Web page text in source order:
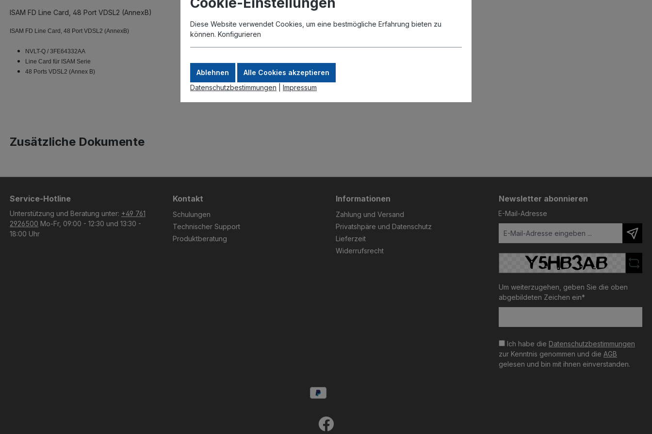
ISAM FD Line Card, 48 Port VDSL2 (AnnexB)
ISAM FD Line Card, 48 Port VDSL2 (AnnexB)
NVLT-Q / 3FE64332AA
Line Card für ISAM Serie
48 Ports VDSL2 (Annex B)
Zusätzliche Dokumente
Service-Hotline
Unterstützung und Beratung unter: +49 761
2926500 Mo-Fr, 09:00 - 12:30 und 13:30 -
18:00 Uhr
Kontakt
Schulungen
Technischer Support
Produktberatung
Informationen
Zahlung und Versand
Privatshpäre und Datenschutz
Lieferzeit
Widerrufsrecht
Newsletter abonnieren
E-Mail-Adresse
Um weiterzugehen, geben Sie die oben
abgebildeten Zeichen ein*
Ich habe die Datenschutzbestimmungen
zur Kenntnis genommen und die AGB
gelesen und bin mit ihnen einverstanden.
Diese Website verwendet Cookies, um eine bestmögliche Erfahrung bieten zu
können. Konfigurieren
Ablehnen
Alle Cookies akzeptieren
Datenschutzbestimmungen
Impressum